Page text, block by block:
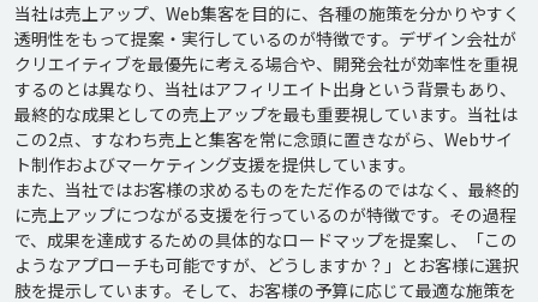
当社は売上アップ、Web集客を目的に、各種の施策を分かりやすく
透明性をもって提案・実行しているのが特徴です。デザイン会社が
クリエイティブを最優先に考える場合や、開発会社が効率性を重視
するのとは異なり、当社はアフィリエイト出身という背景もあり、
最終的な成果としての売上アップを最も重要視しています。当社は
この2点、すなわち売上と集客を常に念頭に置きながら、Webサイ
ト制作およびマーケティング支援を提供しています。
また、当社ではお客様の求めるものをただ作るのではなく、最終的
に売上アップにつながる支援を行っているのが特徴です。その過程
で、成果を達成するための具体的なロードマップを提案し、「この
ようなアプローチも可能ですが、どうしますか？」とお客様に選択
肢を提示しています。そして、お客様の予算に応じて最適な施策を